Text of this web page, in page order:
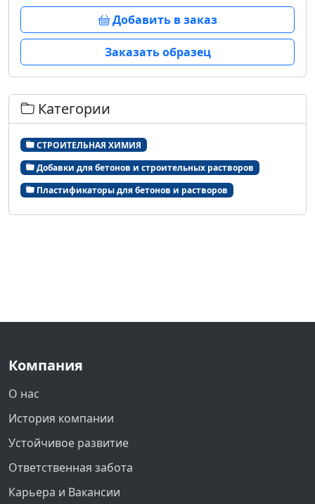
Добавить в заказ
Заказать образец
Категории
СТРОИТЕЛЬНАЯ ХИМИЯ
Добавки для бетонов и строительных растворов
Пластификаторы для бетонов и растворов
Компания
О нас
История компании
Устойчивое развитие
Ответственная забота
Карьера и Вакансии